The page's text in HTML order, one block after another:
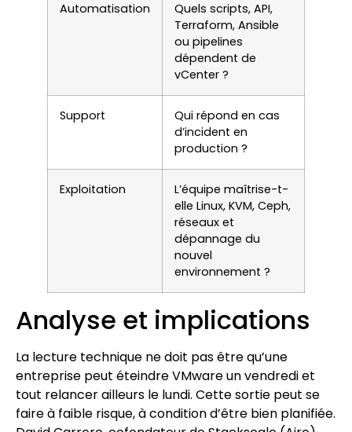
Automatisation
Quels scripts, API,
Terraform, Ansible
ou pipelines
dépendent de
vCenter ?
Support
Qui répond en cas
d’incident en
production ?
Exploitation
L’équipe maîtrise-t-
elle Linux, KVM, Ceph,
réseaux et
dépannage du
nouvel
environnement ?
Analyse et implications
La lecture technique ne doit pas être qu’une
entreprise peut éteindre VMware un vendredi et
tout relancer ailleurs le lundi. Cette sortie peut se
faire à faible risque, à condition d’être bien planifiée.